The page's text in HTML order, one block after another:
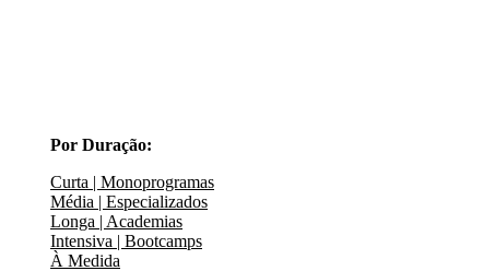
Por Duração:
Curta | Monoprogramas
Média | Especializados
Longa | Academias
Intensiva | Bootcamps
À Medida